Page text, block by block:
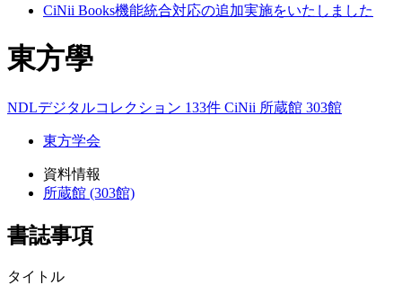
CiNii Books機能統合対応の追加実施をいたしました
東方學
NDLデジタルコレクション 133件 CiNii 所蔵館 303館
東方学会
資料情報
所蔵館 (303館)
書誌事項
タイトル